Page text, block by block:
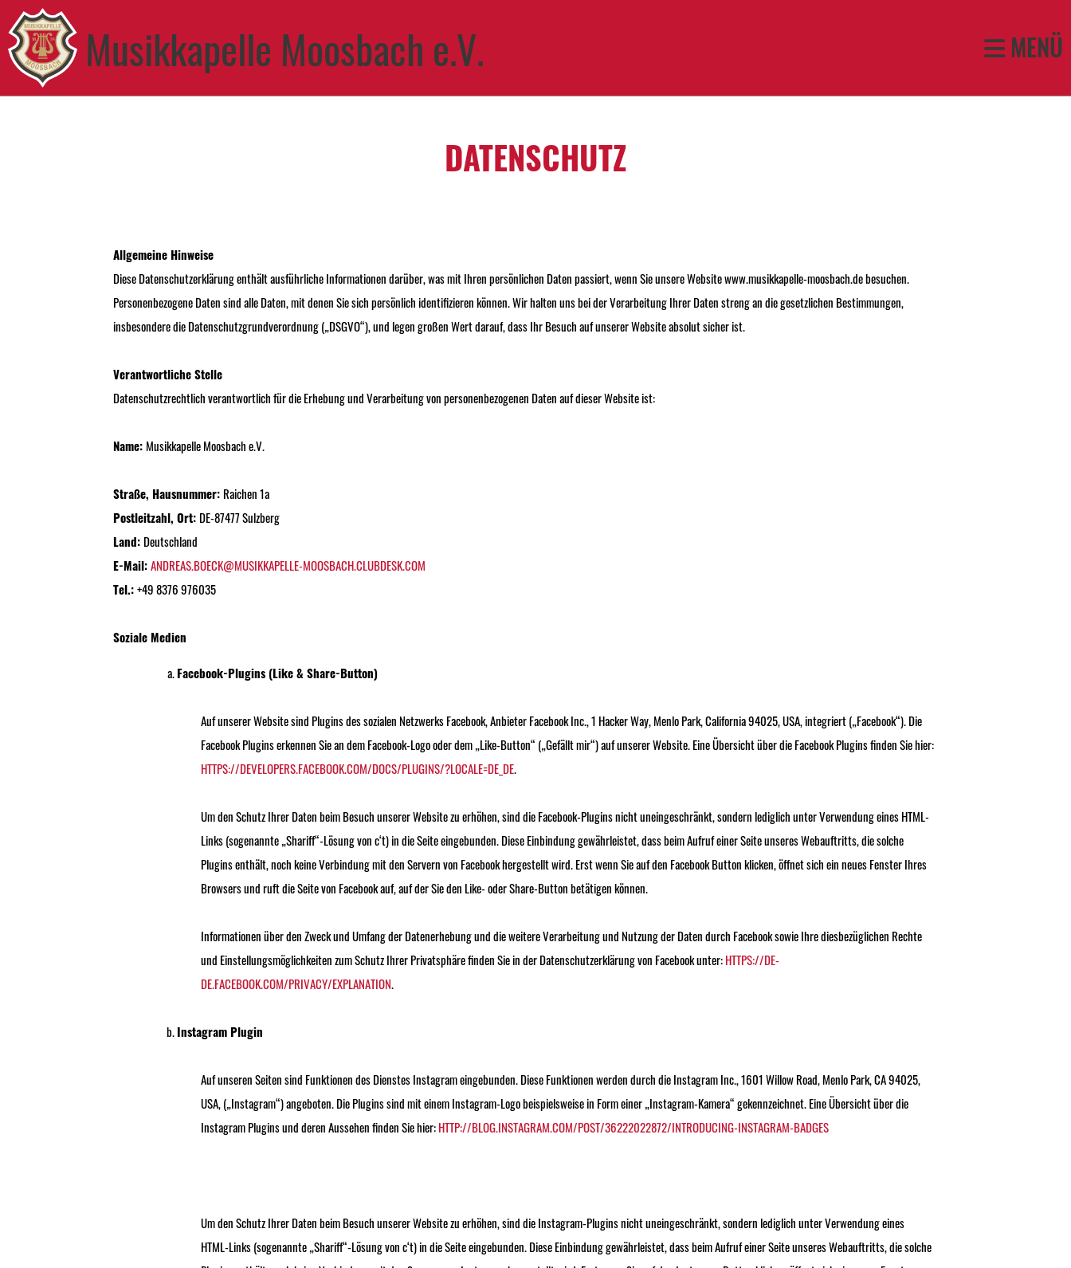
Musikkapelle Moosbach e.V. MENÜ
DATENSCHUTZ
Allgemeine Hinweise
Diese Datenschutzerklärung enthält ausführliche Informationen darüber, was mit Ihren persönlichen Daten passiert, wenn Sie unsere Website www.musikkapelle-moosbach.de besuchen.
Personenbezogene Daten sind alle Daten, mit denen Sie sich persönlich identifizieren können. Wir halten uns bei der Verarbeitung Ihrer Daten streng an die gesetzlichen Bestimmungen,
insbesondere die Datenschutzgrundverordnung („DSGVO“), und legen großen Wert darauf, dass Ihr Besuch auf unserer Website absolut sicher ist.
Verantwortliche Stelle
Datenschutzrechtlich verantwortlich für die Erhebung und Verarbeitung von personenbezogenen Daten auf dieser Website ist:
Name: Musikkapelle Moosbach e.V.
Straße, Hausnummer: Raichen 1a
Postleitzahl, Ort: DE-87477 Sulzberg
Land: Deutschland
E-Mail:ANDREAS.BOECK@MUSIKKAPELLE-MOOSBACH.CLUBDESK.COM
Tel.:+49 8376 976035
Soziale Medien
Facebook-Plugins (Like & Share-Button)
Auf unserer Website sind Plugins des sozialen Netzwerks Facebook, Anbieter Facebook Inc., 1 Hacker Way, Menlo Park, California 94025, USA, integriert („Facebook“). Die
Facebook Plugins erkennen Sie an dem Facebook-Logo oder dem „Like-Button“ („Gefällt mir“) auf unserer Website. Eine Übersicht über die Facebook Plugins finden Sie hier:
HTTPS://DEVELOPERS.FACEBOOK.COM/DOCS/PLUGINS/?LOCALE=DE_DE.
Um den Schutz Ihrer Daten beim Besuch unserer Website zu erhöhen, sind die Facebook-Plugins nicht uneingeschränkt, sondern lediglich unter Verwendung eines HTML-
Links (sogenannte „Shariff“-Lösung von c‘t) in die Seite eingebunden. Diese Einbindung gewährleistet, dass beim Aufruf einer Seite unseres Webauftritts, die solche
Plugins enthält, noch keine Verbindung mit den Servern von Facebook hergestellt wird. Erst wenn Sie auf den Facebook Button klicken, öffnet sich ein neues Fenster Ihres
Browsers und ruft die Seite von Facebook auf, auf der Sie den Like- oder Share-Button betätigen können.
‌Informationen über den Zweck und Umfang der Datenerhebung und die weitere Verarbeitung und Nutzung der Daten durch Facebook sowie Ihre diesbezüglichen Rechte
und Einstellungsmöglichkeiten zum Schutz Ihrer Privatsphäre finden Sie in der Datenschutzerklärung von Facebook unter:HTTPS://DE-
DE.FACEBOOK.COM/PRIVACY/EXPLANATION.
Instagram Plugin
Auf unseren Seiten sind Funktionen des Dienstes Instagram eingebunden. Diese Funktionen werden durch die Instagram Inc., 1601 Willow Road, Menlo Park, CA 94025,
USA, („Instagram“) angeboten. Die Plugins sind mit einem Instagram-Logo beispielsweise in Form einer „Instagram-Kamera“ gekennzeichnet. Eine Übersicht über die
Instagram Plugins und deren Aussehen finden Sie hier:HTTP://BLOG.INSTAGRAM.COM/POST/36222022872/INTRODUCING-INSTAGRAM-BADGES
Um den Schutz Ihrer Daten beim Besuch unserer Website zu erhöhen, sind die Instagram-Plugins nicht uneingeschränkt, sondern lediglich unter Verwendung eines
HTML-Links (sogenannte „Shariff“-Lösung von c‘t) in die Seite eingebunden. Diese Einbindung gewährleistet, dass beim Aufruf einer Seite unseres Webauftritts, die solche